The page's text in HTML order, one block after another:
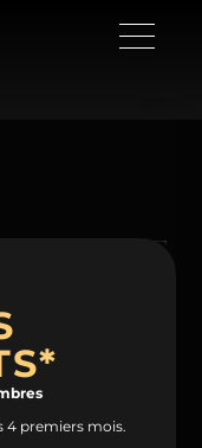
Plans
4 premiers mois.